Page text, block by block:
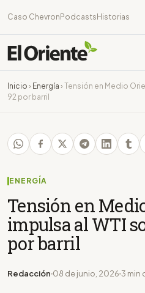
Caso Chevron Podcasts Historias
Inicio › Energía › Tensión en Medio
92 por barril
ENERGÍA
Tensión en
impulsa al WTI
por barril
Redacción 08 de junio, 2026 3 min